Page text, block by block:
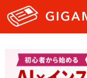
レジャー
ヘルス・健康